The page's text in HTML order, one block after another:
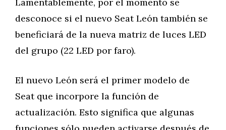
desconoce si el nuevo Seat León también se
beneficiará de la nueva matriz de luces LED
del grupo (22 LED por faro).
El nuevo León será el primer modelo de
Seat que incorpore la función de
actualización. Esto significa que algunas